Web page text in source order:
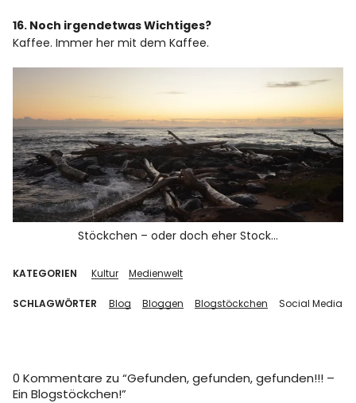
16. Noch irgendetwas Wichtiges?
Kaffee. Immer her mit dem Kaffee.
Stöckchen – oder doch eher Stock…
KATEGORIEN Kultur Medienwelt
SCHLAGWÖRTER Blog Bloggen Blogstöckchen Social Media
0 Kommentare zu “Gefunden, gefunden, gefunden!!! –
Ein Blogstöckchen!”